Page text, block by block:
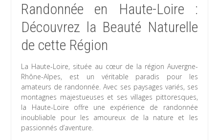
Randonnée en Haute-Loire :
Découvrez la Beauté Naturelle
de cette Région
La Haute-Loire, située au cœur de la région Auvergne-
Rhône-Alpes, est un véritable paradis pour les
amateurs de randonnée. Avec ses paysages variés, ses
montagnes majestueuses et ses villages pittoresques,
la Haute-Loire offre une expérience de randonnée
inoubliable pour les amoureux de la nature et les
passionnés d’aventure.